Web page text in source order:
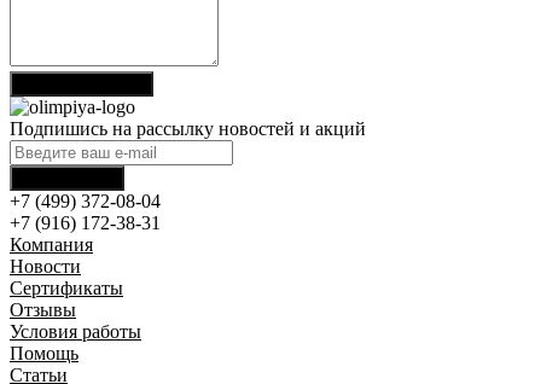
Подпишись на рассылку новостей и акций
+7 (499) 372-08-04
+7 (916) 172-38-31
Компания
Новости
Сертификаты
Отзывы
Условия работы
Помощь
Статьи